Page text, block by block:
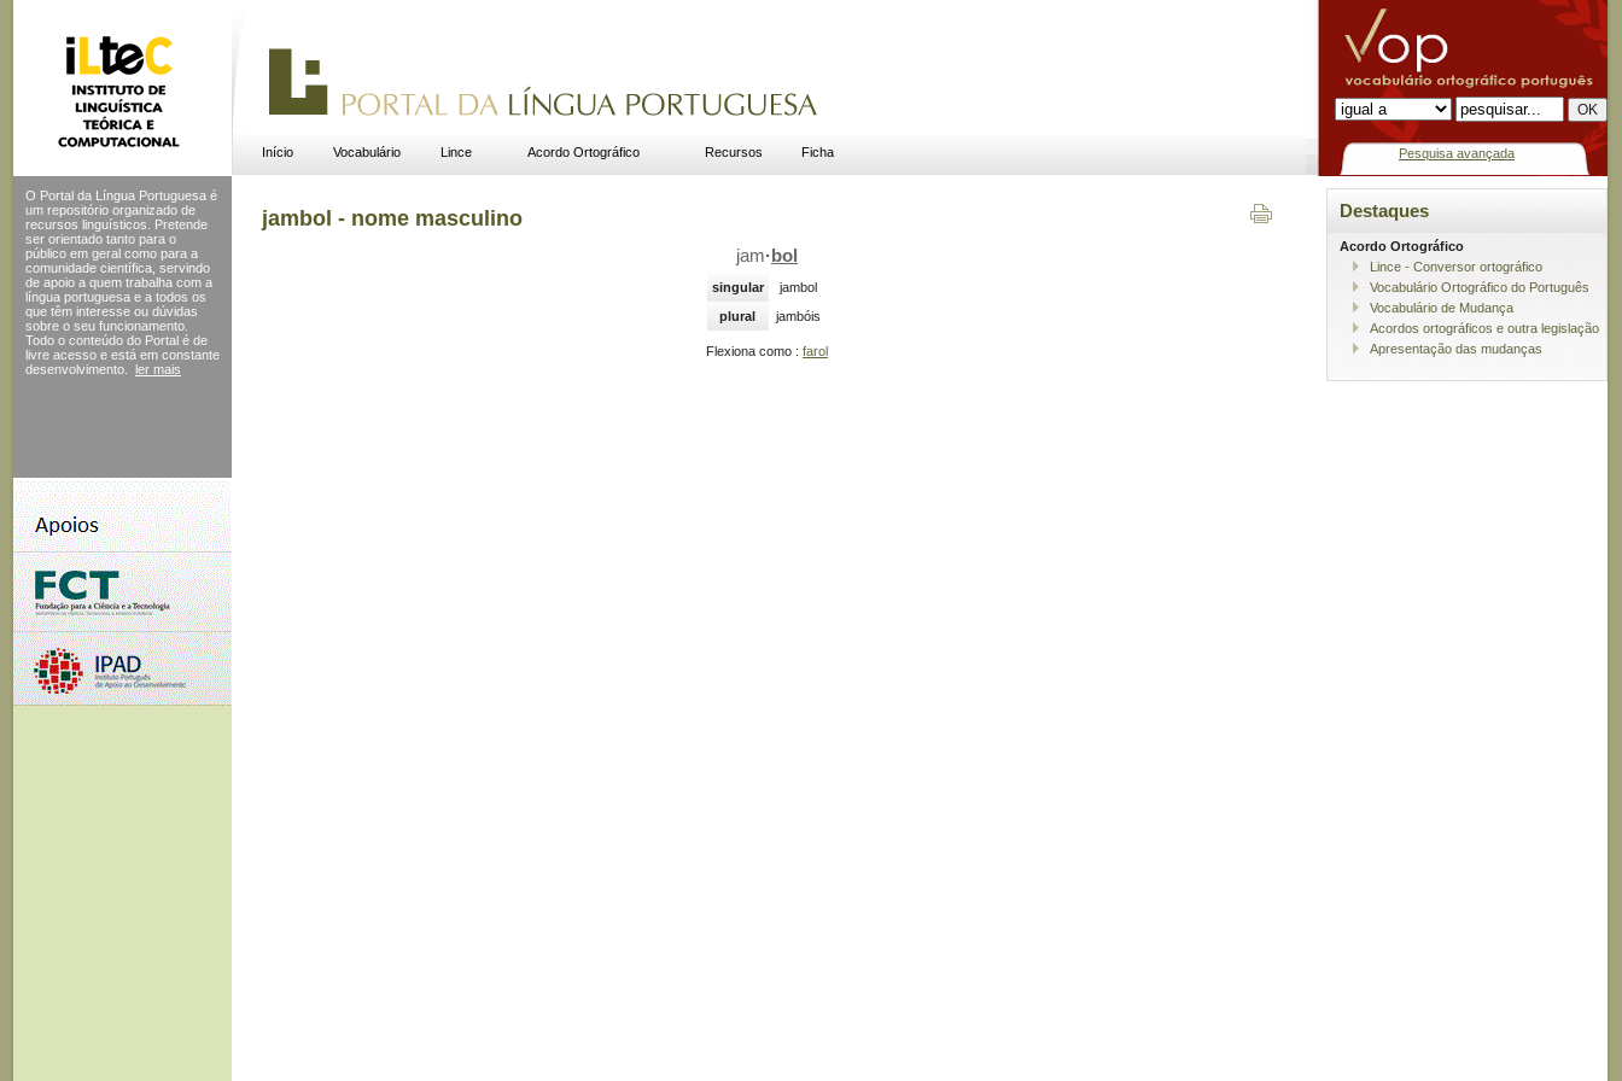
Início Vocabulário Lince Acordo Ortográfico Recursos Ficha Pesquisa avançada
O Portal da Língua Portuguesa é
um repositório organizado de
recursos linguísticos. Pretende
ser orientado tanto para o
público em geral como para a
comunidade científica, servindo
de apoio a quem trabalha com a
língua portuguesa e a todos os
que têm interesse ou dúvidas
sobre o seu funcionamento.
Todo o conteúdo do Portal é de
livre acesso e está em constante
desenvolvimento.
ler mais
jambol - nome masculino
jam· bol
singular
jambol
plural
jambóis
Flexiona como : farol
Destaques
Acordo Ortográfico
Lince - Conversor ortográfico
Vocabulário Ortográfico do Português
Vocabulário de Mudança
Acordos ortográficos e outra legislação
Apresentação das mudanças